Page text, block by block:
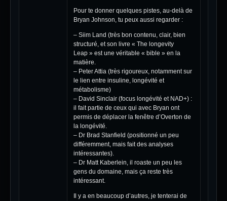
Pour te donner quelques pistes, au-delà de
Bryan Johnson, tu peux aussi regarder :
– Siim Land (très bon contenu, clair, bien
structuré, et son livre « The longevity
Leap » est une véritable « bible » en la
matière.
– Peter Attia (très rigoureux, notamment sur
le lien entre insuline, longévité et
métabolisme)
– David Sinclair (focus longévité et NAD+) :
il fait partie de ceux qui avec Bryan ont
permis de déplacer la fenêtre d’Overton de
la longévité.
– Dr Brad Stanfield (positionné un peu
différemment, mais fait des analyses
intéressantes).
– Dr Matt Kaberlein, il roaste un peu les
gens du domaine, mais ça reste très
intéressant.
Il y a en beaucoup d’autres, je tenterai de